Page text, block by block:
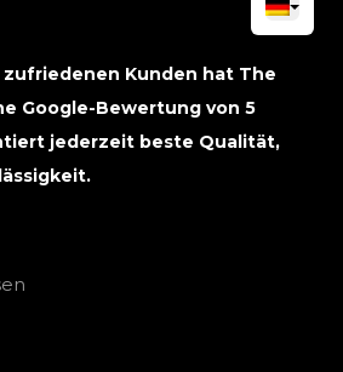
zufriedenen Kunden hat The
Google-Bewertung von 5
jederzeit beste Qualität,